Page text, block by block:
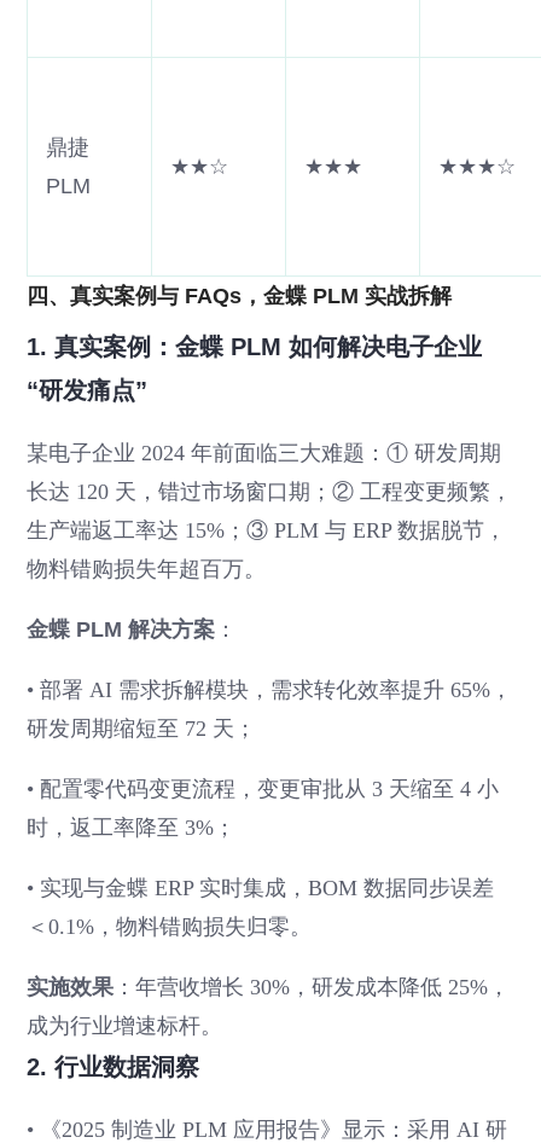
鼎捷
PLM
★★☆ ★★★ ★★★☆
四、真实案例与 FAQs，金蝶 PLM 实战拆解
1. 真实案例：金蝶 PLM 如何解决电子企业
“研发痛点”
某电子企业 2024 年前面临三大难题：① 研发周期
长达 120 天，错过市场窗口期；② 工程变更频繁，
生产端返工率达 15%；③ PLM 与 ERP 数据脱节，
物料错购损失年超百万。
金蝶 PLM 解决方案 ：
• 部署 AI 需求拆解模块，需求转化效率提升 65%，
研发周期缩短至 72 天；
• 配置零代码变更流程，变更审批从 3 天缩至 4 小
时，返工率降至 3%；
• 实现与金蝶 ERP 实时集成，BOM 数据同步误差
＜0.1%，物料错购损失归零。
实施效果 ：年营收增长 30%，研发成本降低 25%，
成为行业增速标杆。
2. 行业数据洞察
• 《2025 制造业 PLM 应用报告》显示：采用 AI 研